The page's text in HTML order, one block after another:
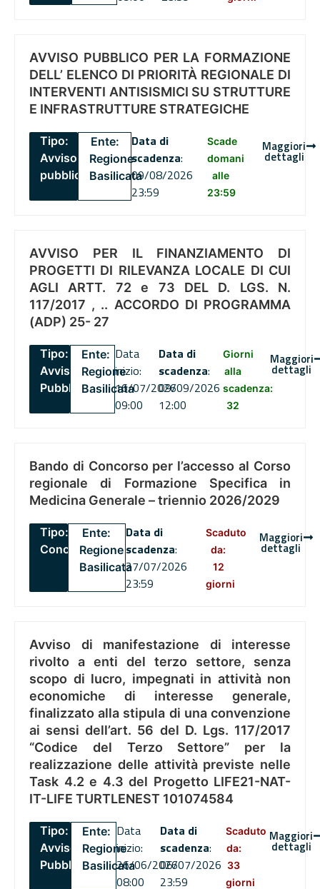
AVVISO PUBBLICO PER LA FORMAZIONE
DELL’ ELENCO DI PRIORITÀ REGIONALE DI
INTERVENTI ANTISISMICI SU STRUTTURE
E INFRASTRUTTURE STRATEGICHE
Tipo:
Avviso
pubblico
Ente:
Regione
Basilicata
Data di
scadenza:
09/08/2026
23:59
Scade
domani
alle
23:59
Maggiori
dettagli
AVVISO PER IL FINANZIAMENTO DI
PROGETTI DI RILEVANZA LOCALE DI CUI
AGLI ARTT. 72 e 73 DEL D. LGS. N.
117/2017 , .. ACCORDO DI PROGRAMMA
(ADP) 25- 27
Tipo:
Avviso
Pubblico
Ente:
Regione
Basilicata
Data
inizio:
16/07/2026
09:00
Data di
scadenza:
09/09/2026
12:00
Giorni
alla
scadenza:
32
Maggiori
dettagli
Bando di Concorso per l’accesso al Corso
regionale di Formazione Specifica in
Medicina Generale – triennio 2026/2029
Tipo:
Concorsi
Ente:
Regione
Basilicata
Data di
scadenza:
27/07/2026
23:59
Scaduto
da:
12
giorni
Maggiori
dettagli
Avviso di manifestazione di interesse
rivolto a enti del terzo settore, senza
scopo di lucro, impegnati in attività non
economiche di interesse generale,
finalizzato alla stipula di una convenzione
ai sensi dell’art. 56 del D. Lgs. 117/2017
“Codice del Terzo Settore” per la
realizzazione delle attività previste nelle
Task 4.2 e 4.3 del Progetto LIFE21-NAT-
IT-LIFE TURTLENEST 101074584
Tipo:
Avviso
Pubblico
Ente:
Regione
Basilicata
Data
inizio:
26/06/2026
08:00
Data di
scadenza:
06/07/2026
23:59
Scaduto
da:
33
giorni
Maggiori
dettagli